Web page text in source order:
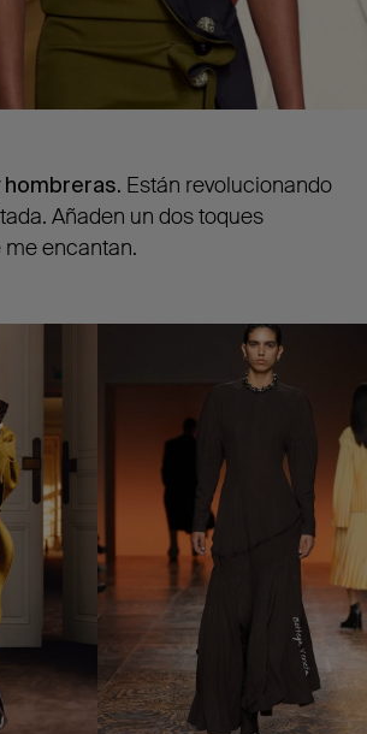
hombreras. Están revolucionando
Añaden un dos toques
encantan.